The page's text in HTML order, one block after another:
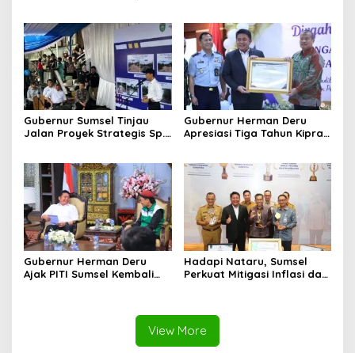
Perempuan
Gubernur Sumsel Tinjau
Jalan Proyek Strategis Sp.
Gubernur Herman Deru
Apresiasi Tiga Tahun Kiprah
Negara
Gubernur Herman Deru
Ajak PITI Sumsel Kembali
Hadapi Nataru, Sumsel
Perkuat Mitigasi Inflasi dan
View More